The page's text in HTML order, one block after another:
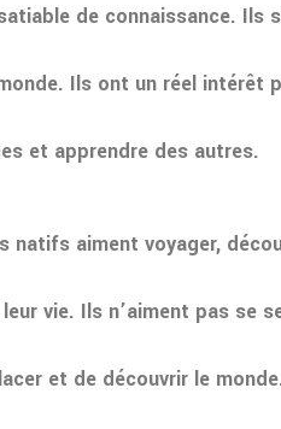
de connaissance. Ils
Ils ont un réel intérêt
et apprendre des autres.
aiment voyager,
vie. Ils n’aiment pas se
et de découvrir le